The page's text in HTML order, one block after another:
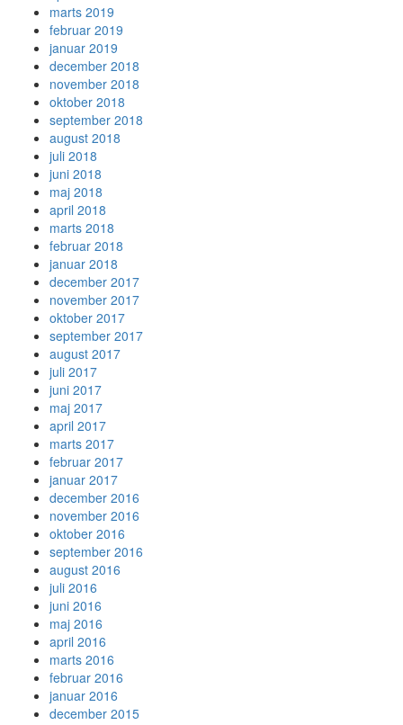
marts 2019
februar 2019
januar 2019
december 2018
november 2018
oktober 2018
september 2018
august 2018
juli 2018
juni 2018
maj 2018
april 2018
marts 2018
februar 2018
januar 2018
december 2017
november 2017
oktober 2017
september 2017
august 2017
juli 2017
juni 2017
maj 2017
april 2017
marts 2017
februar 2017
januar 2017
december 2016
november 2016
oktober 2016
september 2016
august 2016
juli 2016
juni 2016
maj 2016
april 2016
marts 2016
februar 2016
januar 2016
december 2015